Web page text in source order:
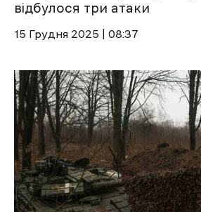
відбулося три атаки
15 Грудня 2025 | 08:37